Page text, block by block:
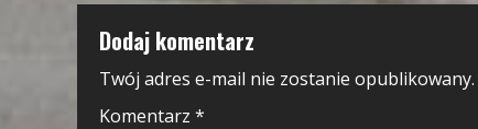
Dodaj komentarz
Twój adres e-mail nie zostanie opublikowany.
Komentarz *